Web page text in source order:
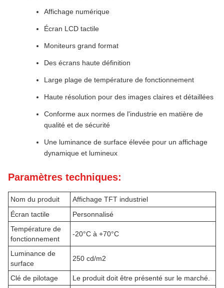
Affichage numérique
Écran LCD tactile
Moniteurs grand format
Des écrans haute définition
Large plage de température de fonctionnement
Haute résolution pour des images claires et détaillées
Conforme aux normes de l'industrie en matière de
qualité et de sécurité
Une luminance de surface élevée pour un affichage
dynamique et lumineux
Paramètres techniques:
Nom du produit
Affichage TFT industriel
Écran tactile
Personnalisé
Température de
fonctionnement
-20°C à +70°C
Luminance de
surface
250 cd/m2
Clé de pilotage Le produit doit être présenté sur le marché.